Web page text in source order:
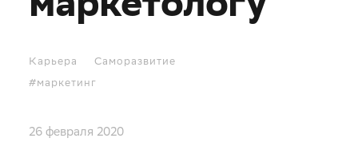
Карьера
Саморазвитие
#маркетинг
26 февраля 2020